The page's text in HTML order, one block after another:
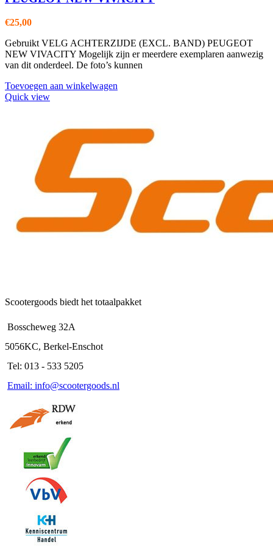
€25,00
Gebruikt VELG ACHTERZIJDE (EXCL. BAND) PEUGEOT
NEW VIVACITY Mogelijk zijn er meerdere exemplaren aanwezig
van dit onderdeel. De foto’s kunnen
Toevoegen aan winkelwagen
Quick view
Scootergoods biedt het totaalpakket
Bosscheweg 32A
5056KC, Berkel-Enschot
Tel: 013 - 533 5205
Email: info@scootergoods.nl